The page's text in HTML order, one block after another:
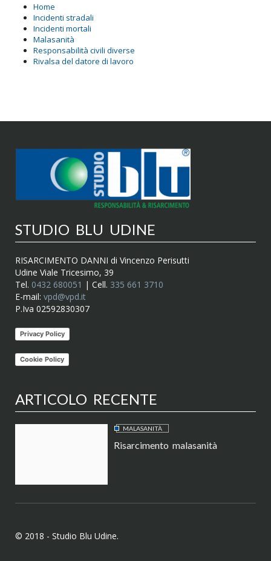
Home
Incidenti stradali
Incidenti mortali
Malasanità
Responsabilità civili diverse
Rivalsa del datore di lavoro
STUDIO BLU UDINE
RISARCIMENTO DANNI di Vincenzo Perisutti
Udine Viale Tricesimo, 39
Tel. 0432 680051 | Cell. 335 661 3710
E-mail: vpd@vpd.it
P.Iva 02592830307
Privacy Policy
Cookie Policy
ARTICOLO RECENTE
MALASANITÀ
Risarcimento malasanità
© 2018 - Studio Blu Udine.